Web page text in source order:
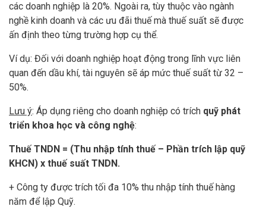
các doanh nghiệp là 20%. Ngoài ra, tùy thuộc vào ngành
nghề kinh doanh và các ưu đãi thuế mà thuế suất sẽ được
ấn định theo từng trường hợp cụ thể.
Ví dụ: Đối với doanh nghiệp hoạt động trong lĩnh vực liên
quan đến dầu khí, tài nguyên sẽ áp mức thuế suất từ 32 –
50%.
Lưu ý: Áp dụng riêng cho doanh nghiệp có trích quỹ phát
triển khoa học và công nghệ:
Thuế TNDN = (Thu nhập tính thuế – Phần trích lập quỹ
KHCN) x thuế suất TNDN.
+ Công ty được trích tối đa 10% thu nhập tính thuế hàng
năm để lập Quỹ.